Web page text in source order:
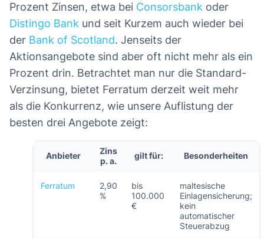
Prozent Zinsen, etwa bei Consorsbank oder
Distingo Bank und seit Kurzem auch wieder bei
der Bank of Scotland. Jenseits der
Aktionsangebote sind aber oft nicht mehr als ein
Prozent drin. Betrachtet man nur die Standard-
Verzinsung, bietet Ferratum derzeit weit mehr
als die Konkurrenz, wie unsere Auflistung der
besten drei Angebote zeigt:
Anbieter
Zins
p. a.
gilt für: Besonderheiten
Ferratum
2,90
%
bis
100.000
€
maltesische
Einlagensicherung;
kein
automatischer
Steuerabzug